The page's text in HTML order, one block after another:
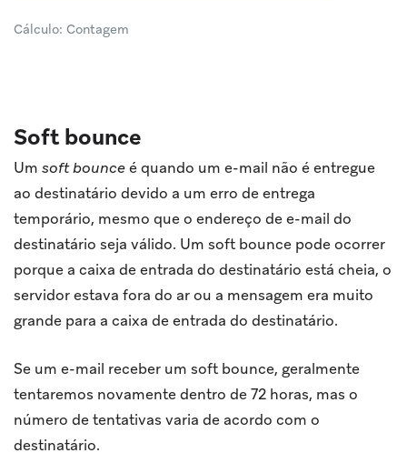
Cálculo: Contagem
Soft bounce
Um soft bounceé quando um e-mail não é entregue
ao destinatário devido a um erro de entrega
temporário, mesmo que o endereço de e-mail do
destinatário seja válido. Um soft bounce pode ocorrer
porque a caixa de entrada do destinatário está cheia, o
servidor estava fora do ar ou a mensagem era muito
grande para a caixa de entrada do destinatário.
Se um e-mail receber um soft bounce, geralmente
tentaremos novamente dentro de 72 horas, mas o
número de tentativas varia de acordo com o
destinatário.